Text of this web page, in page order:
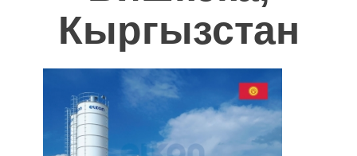
Кыргызстан